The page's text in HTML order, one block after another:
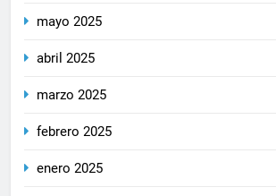
mayo 2025
abril 2025
marzo 2025
febrero 2025
enero 2025